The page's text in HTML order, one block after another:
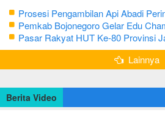
Prosesi Pengambilan Api Abadi
Bojonegoro Ke-348
Pemkab Bojonegoro Gelar Edu
Seni Reog dan Jaranan
Pasar Rakyat HUT Ke-80 Provinsi
Lainnya
Berita Video